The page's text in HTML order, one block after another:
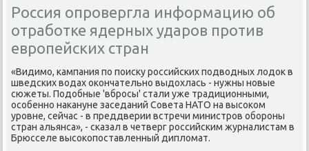
Россия опровергла информацию об
отработке ядерных ударов против
европейских стран
«Видимо, кампания по поиску российских подводных лодок в
шведских водах окончательно выдохлась - нужны новые
сюжеты. Подобные 'вбросы' стали уже традиционными,
особенно накануне заседаний Совета НАТО на высоком
уровне, сейчас - в преддверии встречи министров обороны
стран альянса», - сказал в четверг российским журналистам в
Брюсселе высокопоставленный дипломат.